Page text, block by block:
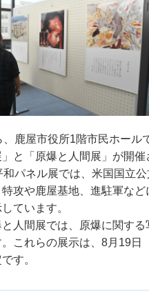
、鹿屋市役所1階市民ホール
と「原爆と人間展」が開催
パネル展では、米国国立公
攻や鹿屋基地、進駐軍な
ています。
と人間展では、原爆に関す
。これらの展示は、8月19日
す。